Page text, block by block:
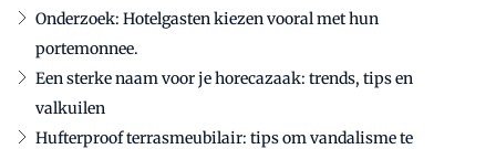
Onderzoek: Hotelgasten kiezen vooral met hun
portemonnee.
Een sterke naam voor je horecazaak: trends, tips en
valkuilen
Hufterproof terrasmeubilair: tips om vandalisme te